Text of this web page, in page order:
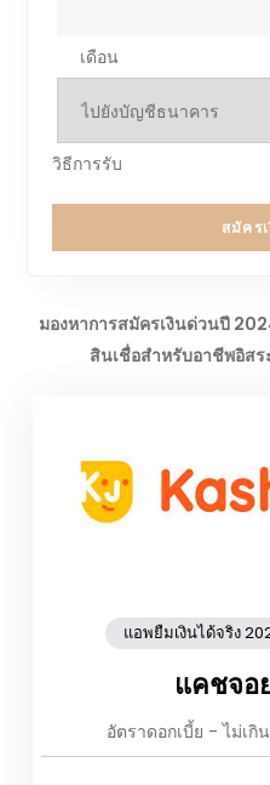
เดือน
วิธีการรับ
สมัคร
มองหาการสมัครเงินด่วนปี
สินเชื่อสำหรับอาชีพอิสร
แอพยืมเงินได้จริง
แคชจอ
อัตราดอกเบี้ย - ไม่เกิ